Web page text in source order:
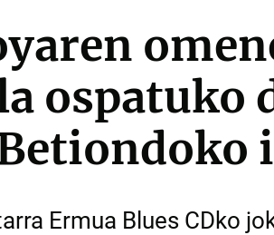
ospatuko
Ermua Blues CDko